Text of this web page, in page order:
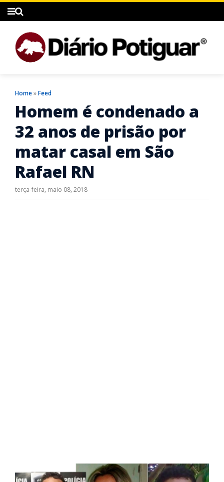
Home»Feed
Homem é condenado a
32 anos de prisão por
matar casal em São
Rafael RN
terça-feira, maio 08, 2018